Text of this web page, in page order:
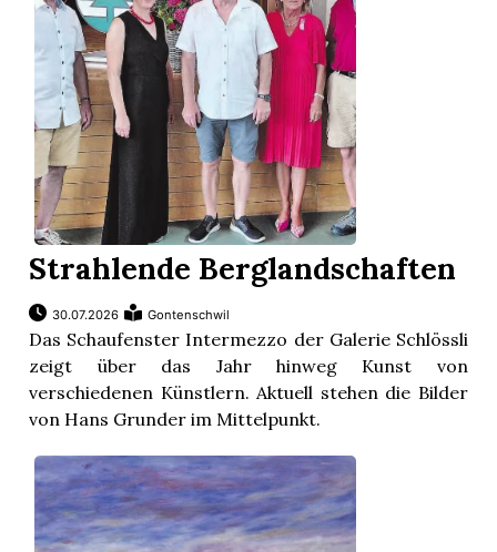
Burg
Strahlende Berglandschaften
30.07.2026 Gontenschwil
Das Schaufenster Intermezzo der Galerie Schlössli
zeigt über das Jahr hinweg Kunst von
verschiedenen Künstlern. Aktuell stehen die Bilder
von Hans Grunder im Mittelpunkt.